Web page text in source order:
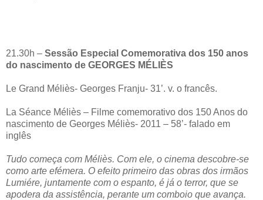
21.30h – Sessão Especial Comemorativa dos 150 anos
do nascimento de GEORGES MÉLIÈS
Le Grand Méliès- Georges Franju- 31’. v. o francês.
La Séance Méliès – Filme comemorativo dos 150 Anos do
nascimento de Georges Méliès- 2011 – 58’- falado em
inglês
Tudo começa com Méliès. Com ele, o cinema descobre-se
como arte efémera. O efeito primeiro das obras dos irmãos
Lumiére, juntamente com o espanto, é já o terror, que se
apodera da assistência, perante um comboio que avança.